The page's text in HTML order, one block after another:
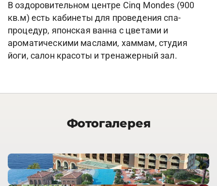
В оздоровительном центре Cinq Mondes (900
кв.м) есть кабинеты для проведения спа-
процедур, японская ванна с цветами и
ароматическими маслами, хаммам, студия
йоги, салон красоты и тренажерный зал.
Фотогалерея